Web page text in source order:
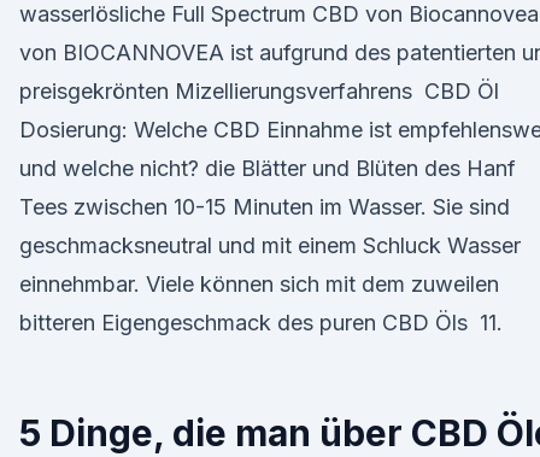
wasserlösliche Full Spectrum CBD von Biocannovea
von BIOCANNOVEA ist aufgrund des patentierten
preisgekrönten Mizellierungsverfahrens CBD Öl
Dosierung: Welche CBD Einnahme ist
und welche nicht? die Blätter und Blüten des Hanf
Tees zwischen 10-15 Minuten im Wasser. Sie sind
geschmacksneutral und mit einem Schluck Wasser
einnehmbar. Viele können sich mit dem zuweilen
bitteren Eigengeschmack des puren CBD Öls 11.
5 Dinge, die man über CBD